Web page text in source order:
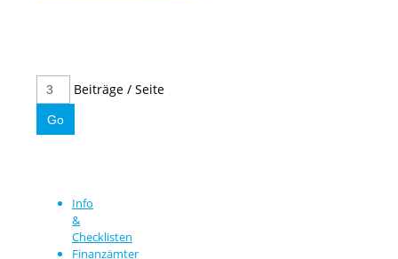
Beiträge / Seite
Info
&
Checklisten
Finanzämter